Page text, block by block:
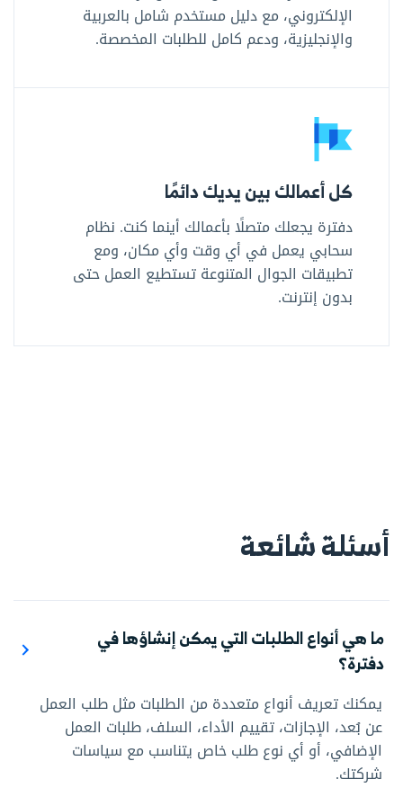
الإلكتروني، مع دليل مستخدم شامل بالعربية
والإنجليزية، ودعم كامل للطلبات المخصصة.
كل أعمالك بين يديك دائمًا
دفترة يجعلك متصلًا بأعمالك أينما كنت. نظام
سحابي يعمل في أي وقت وأي مكان، ومع
تطبيقات الجوال المتنوعة تستطيع العمل حتى
بدون إنترنت.
أسئلة شائعة
ما هي أنواع الطلبات التي يمكن إنشاؤها في
دفترة؟
يمكنك تعريف أنواع متعددة من الطلبات مثل طلب العمل
عن بُعد، الإجازات، تقييم الأداء، السلف، طلبات العمل
الإضافي، أو أي نوع طلب خاص يتناسب مع سياسات
شركتك.